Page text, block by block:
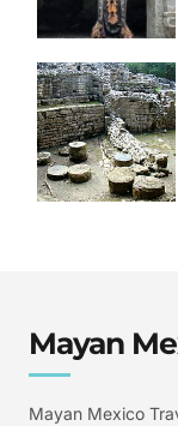
Mayan
Mayan Mexico